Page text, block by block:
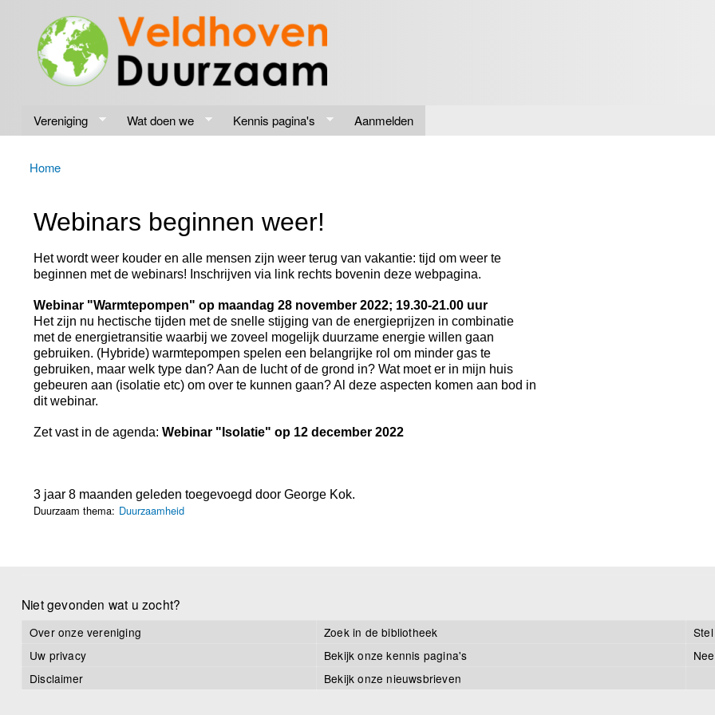
Veldhoven
Duurzaam
Energiek
naar de
toekomst
Vereniging Wat doen we Kennis pagina's Aanmelden
U bent hier
Home
Webinars beginnen weer!
Het wordt weer kouder en alle mensen zijn weer terug van vakantie: tijd om weer te
beginnen met de webinars! Inschrijven via link rechts bovenin deze webpagina.
Webinar "Warmtepompen" op maandag 28 november 2022; 19.30-21.00 uur
Het zijn nu hectische tijden met de snelle stijging van de energieprijzen in combinatie
met de energietransitie waarbij we zoveel mogelijk duurzame energie willen gaan
gebruiken. (Hybride) warmtepompen spelen een belangrijke rol om minder gas te
gebruiken, maar welk type dan? Aan de lucht of de grond in? Wat moet er in mijn huis
gebeuren aan (isolatie etc) om over te kunnen gaan? Al deze aspecten komen aan bod in
dit webinar.
Zet vast in de agenda: Webinar "Isolatie" op 12 december 2022
3 jaar 8 maanden geleden toegevoegd door George Kok.
Duurzaam thema: Duurzaamheid
Niet gevonden wat u zocht?
Over onze vereniging Zoek in de bibliotheek
Uw privacy
Bekijk onze kennis pagina's
Disclaimer
Bekijk onze nieuwsbrieven